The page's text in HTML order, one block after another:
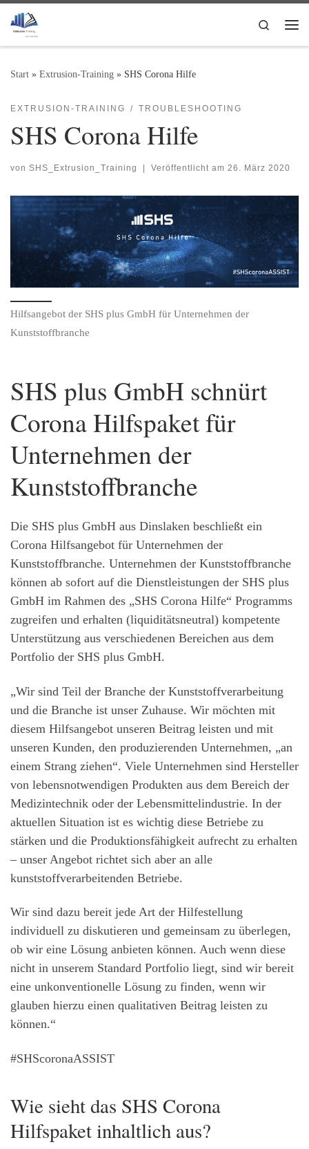
Zum Inhalt springen
Search
Start » Extrusion-Training » SHS Corona Hilfe
EXTRUSION-TRAINING TROUBLESHOOTING
SHS Corona Hilfe
von SHS_Extrusion_Training | Veröffentlicht am 26. März 2020
Hilfsangebot der SHS plus GmbH für Unternehmen der
Kunststoffbranche
SHS plus GmbH schnürt
Corona Hilfspaket für
Unternehmen der
Kunststoffbranche
Die SHS plus GmbH aus Dinslaken beschließt ein
Corona Hilfsangebot für Unternehmen der
Kunststoffbranche. Unternehmen der Kunststoffbranche
können ab sofort auf die Dienstleistungen der SHS plus
GmbH im Rahmen des „SHS Corona Hilfe“ Programms
zugreifen und erhalten (liquiditätsneutral) kompetente
Unterstützung aus verschiedenen Bereichen aus dem
Portfolio der SHS plus GmbH.
„Wir sind Teil der Branche der Kunststoffverarbeitung
und die Branche ist unser Zuhause. Wir möchten mit
diesem Hilfsangebot unseren Beitrag leisten und mit
unseren Kunden, den produzierenden Unternehmen, „an
einem Strang ziehen“. Viele Unternehmen sind Hersteller
von lebensnotwendigen Produkten aus dem Bereich der
Medizintechnik oder der Lebensmittelindustrie. In der
aktuellen Situation ist es wichtig diese Betriebe zu
stärken und die Produktionsfähigkeit aufrecht zu erhalten
– unser Angebot richtet sich aber an alle
kunststoffverarbeitenden Betriebe.
Wir sind dazu bereit jede Art der Hilfestellung
individuell zu diskutieren und gemeinsam zu überlegen,
ob wir eine Lösung anbieten können. Auch wenn diese
nicht in unserem Standard Portfolio liegt, sind wir bereit
eine unkonventionelle Lösung zu finden, wenn wir
glauben hierzu einen qualitativen Beitrag leisten zu
können.“
#SHScoronaASSIST
Wie sieht das SHS Corona
Hilfspaket inhaltlich aus?